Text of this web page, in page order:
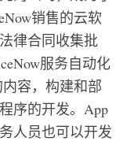
销售的云软
律合同收集批
服务自动化
容，构建和部
序的开发。App
人员也可以开发